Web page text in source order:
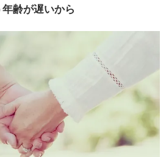
齢が遅いから